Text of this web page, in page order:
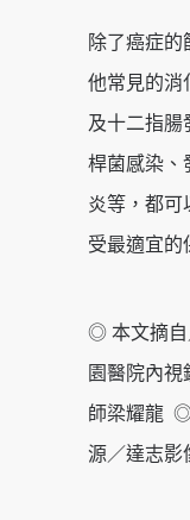
除了癌症的
他常見的消
及十二指腸
桿菌感染、
炎等，都可
受最適宜的
◎ 本文摘
園醫院內
師梁耀龍
源／達志影